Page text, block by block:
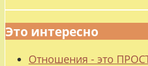
Это интересно
Отношения - это